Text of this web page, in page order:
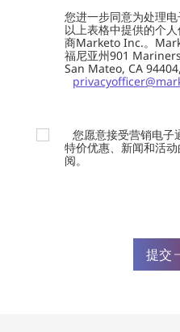
您进一步同意为处理
以上表格中提供的个
商Marketo Inc.。
福尼亚州901
San Mateo, CA
您愿意接受营销电子
特价优惠、新闻和活
阅。
提交